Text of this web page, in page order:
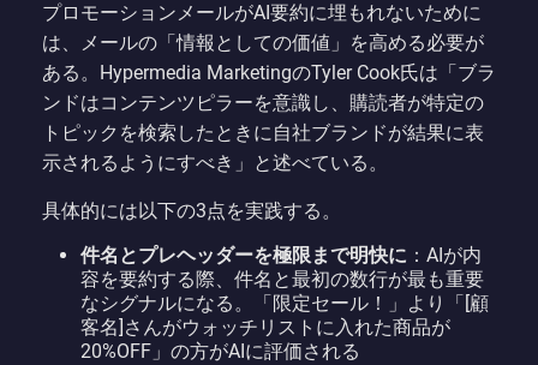
プロモーションメールがAI要約に埋もれないために
は、メールの「情報としての価値」を高める必要が
ある。Hypermedia MarketingのTyler Cook氏は「ブラ
ンドはコンテンツピラーを意識し、購読者が特定の
トピックを検索したときに自社ブランドが結果に表
示されるようにすべき」と述べている。
具体的には以下の3点を実践する。
件名とプレヘッダーを極限まで明快に ：AIが内
容を要約する際、件名と最初の数行が最も重要
なシグナルになる。「限定セール！」より「[顧
客名]さんがウォッチリストに入れた商品が
20%OFF」の方がAIに評価される